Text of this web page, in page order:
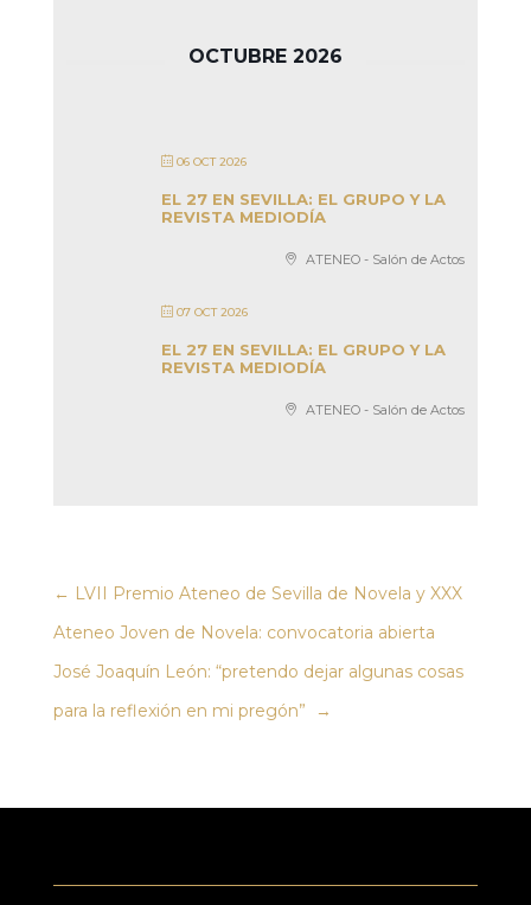
OCTUBRE 2026
06 OCT 2026
EL 27 EN SEVILLA: EL GRUPO Y LA
REVISTA MEDIODÍA
ATENEO - Salón de Actos
07 OCT 2026
EL 27 EN SEVILLA: EL GRUPO Y LA
REVISTA MEDIODÍA
ATENEO - Salón de Actos
← LVII Premio Ateneo de Sevilla de Novela y XXX
Ateneo Joven de Novela: convocatoria abierta
José Joaquín León: “pretendo dejar algunas cosas
para la reflexión en mi pregón”
→